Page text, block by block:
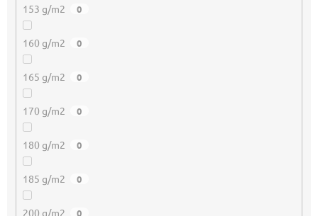
153 g/m2 0
160 g/m2 0
165 g/m2 0
170 g/m2 0
180 g/m2 0
185 g/m2 0
200 g/m2 0